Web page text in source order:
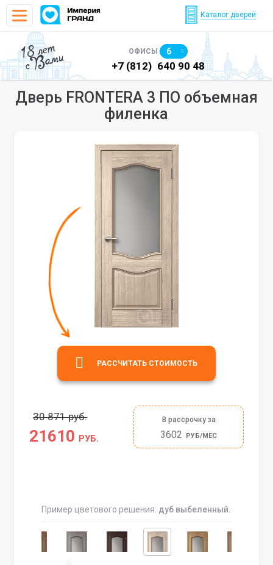
Каталог дверей
18 лет
с Вами ОФИСЫ 6
640 90 48 +7 (812) 640 90 48
Дверь FRONTERA 3 ПО объемная
филенка
30 871 руб.
21610 РУБ.
В рассрочку за
3602 РУБ/МЕС
РАССЧИТАТЬ СТОИМОСТЬ
Пример цветового решения: дуб выбеленный.